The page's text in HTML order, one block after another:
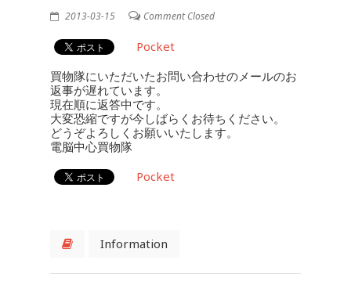
2013-03-15 Comment Closed
Pocket
買物隊にいただいたお問い合わせのメールのお
返事が遅れています。
現在順に返答中です。
大変恐縮ですが今しばらくお待ちください。
どうぞよろしくお願いいたします。
電脳中心買物隊
Pocket
Information